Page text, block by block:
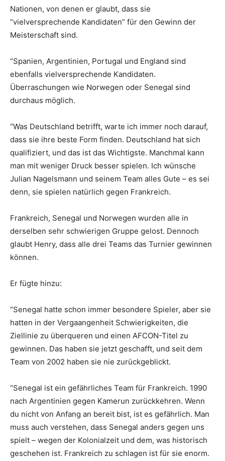
Nationen, von denen er glaubt, dass sie
“vielversprechende Kandidaten” für den Gewinn der
Meisterschaft sind.
“Spanien, Argentinien, Portugal und England sind
ebenfalls vielversprechende Kandidaten.
Überraschungen wie Norwegen oder Senegal sind
durchaus möglich.
“Was Deutschland betrifft, warte ich immer noch darauf,
dass sie ihre beste Form finden. Deutschland hat sich
qualifiziert, und das ist das Wichtigste. Manchmal kann
man mit weniger Druck besser spielen. Ich wünsche
Julian Nagelsmann und seinem Team alles Gute – es sei
denn, sie spielen natürlich gegen Frankreich.
Frankreich, Senegal und Norwegen wurden alle in
derselben sehr schwierigen Gruppe gelost. Dennoch
glaubt Henry, dass alle drei Teams das Turnier gewinnen
können.
Er fügte hinzu:
“Senegal hatte schon immer besondere Spieler, aber sie
hatten in der Vergaangenheit Schwierigkeiten, die
Ziellinie zu überqueren und einen AFCON-Titel zu
gewinnen. Das haben sie jetzt geschafft, und seit dem
Team von 2002 haben sie nie zurückgeblickt.
“Senegal ist ein gefährliches Team für Frankreich. 1990
nach Argentinien gegen Kamerun zurückkehren. Wenn
du nicht von Anfang an bereit bist, ist es gefährlich. Man
muss auch verstehen, dass Senegal anders gegen uns
spielt – wegen der Kolonialzeit und dem, was historisch
geschehen ist. Frankreich zu schlagen ist für sie enorm.